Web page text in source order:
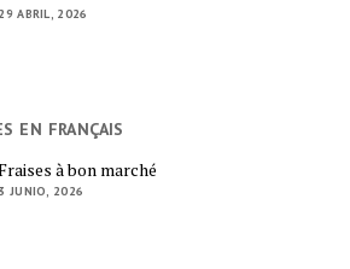
29 ABRIL, 2026
EN FRANÇAIS
à bon marché
3 JUNIO, 2026